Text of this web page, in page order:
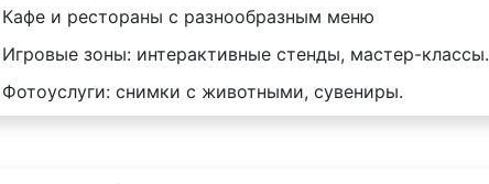
Кафе и рестораны с разнообразным меню
Игровые зоны: интерактивные стенды, мастер-классы.
Фотоуслуги: снимки с животными, сувениры.